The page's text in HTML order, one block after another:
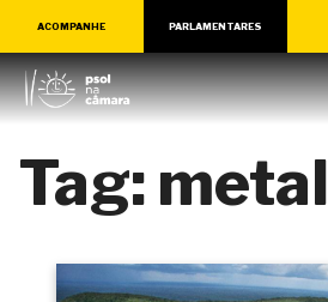
ACOMPANHE PARLAMENTARES
Tag: metal